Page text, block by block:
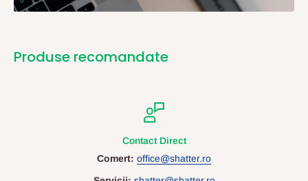
Produse recomandate
Contact Direct
Comert: office@shatter.ro